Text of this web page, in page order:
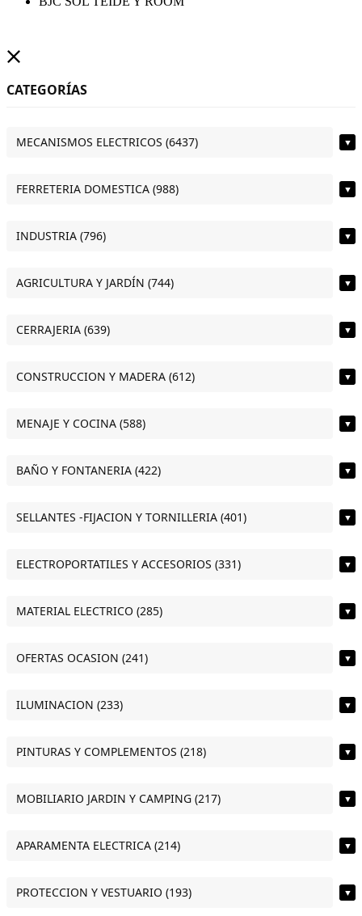
CATEGORÍAS
MECANISMOS ELECTRICOS (6437) ▼
FERRETERIA DOMESTICA (988) ▼
INDUSTRIA (796) ▼
AGRICULTURA Y JARDÍN (744) ▼
CERRAJERIA (639) ▼
CONSTRUCCION Y MADERA (612) ▼
MENAJE Y COCINA (588) ▼
BAÑO Y FONTANERIA (422) ▼
SELLANTES -FIJACION Y TORNILLERIA (401) ▼
ELECTROPORTATILES Y ACCESORIOS (331) ▼
MATERIAL ELECTRICO (285) ▼
OFERTAS OCASION (241) ▼
ILUMINACION (233) ▼
PINTURAS Y COMPLEMENTOS (218) ▼
MOBILIARIO JARDIN Y CAMPING (217) ▼
APARAMENTA ELECTRICA (214) ▼
PROTECCION Y VESTUARIO (193) ▼